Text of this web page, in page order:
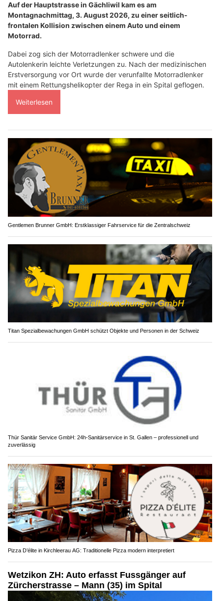
Auf der Hauptstrasse in Gächliwil kam es am
Montagnachmittag, 3. August 2026, zu einer seitlich-
frontalen Kollision zwischen einem Auto und einem
Motorrad.
Dabei zog sich der Motorradlenker schwere und die
Autolenkerin leichte Verletzungen zu. Nach der medizinischen
Erstversorgung vor Ort wurde der verunfallte Motorradlenker
mit einem Rettungshelikopter der Rega in ein Spital geflogen.
Weiterlesen
Gentlemen Brunner GmbH: Erstklassiger Fahrservice für die Zentralschweiz
Titan Spezialbewachungen GmbH schützt Objekte und Personen in der Schweiz
Thür Sanitär Service GmbH: 24h-Sanitärservice in St. Gallen – professionell und
zuverlässig
Pizza D’élite in Kirchleerau AG: Traditionelle Pizza modern interpretiert
Wetzikon ZH: Auto erfasst Fussgänger auf
Zürcherstrasse – Mann (35) im Spital